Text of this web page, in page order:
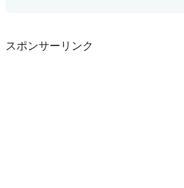
スポンサーリンク